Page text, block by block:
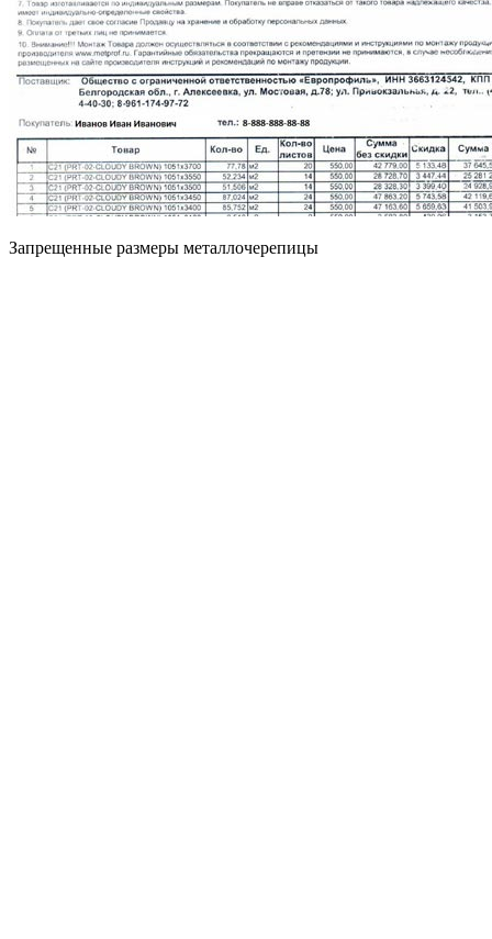
Запрещенные размеры металлочерепицы